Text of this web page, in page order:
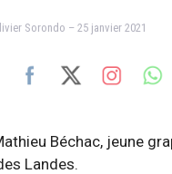
Sorondo – 25 janvier 2021
Béchac, jeune
Landes.